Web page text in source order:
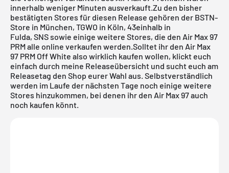
innerhalb weniger Minuten ausverkauft.Zu den bisher
bestätigten Stores für diesen Release gehören der BSTN-
Store in München, TGWO in Köln, 43einhalb in
Fulda, SNSsowie einige weitere Stores, die den Air Max 97
PRM alle online verkaufen werden.Solltet ihr den Air Max
97 PRM Off White also wirklich kaufen wollen, klickt euch
einfach durch meine Releaseübersicht und sucht euch am
Releasetag den Shop eurer Wahl aus. Selbstverständlich
werden im Laufe der nächsten Tage noch einige weitere
Stores hinzukommen, bei denen ihr den Air Max 97 auch
noch kaufen könnt.